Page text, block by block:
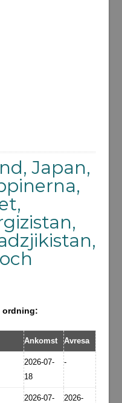
Japan,
ordning:
Ankomst Avresa
2026-07-
18
-
2026-07-
2026-